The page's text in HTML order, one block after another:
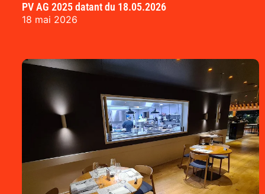
PV AG 2025 datant du 18.05.2026
18 mai 2026